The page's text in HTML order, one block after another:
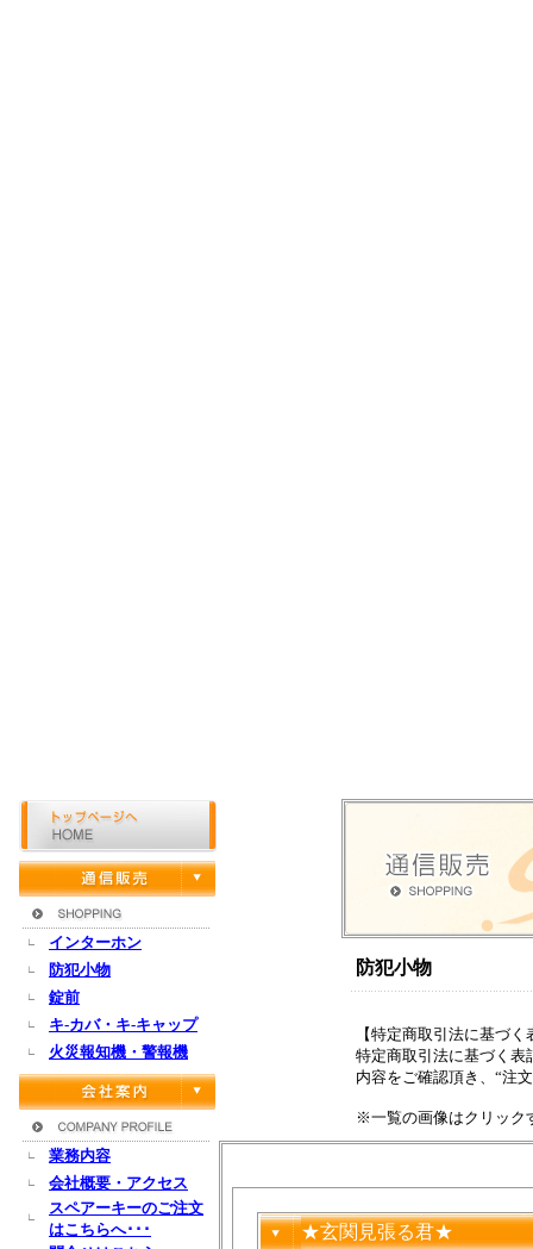
インターホン
防犯小物
錠前
キ-カバ・キ-キャップ
火災報知機・警報機
業務内容
会社概要・アクセス
スペアーキーのご注文
はこちらへ･･･
防犯小物
【特定商取引法に基づく
特定商取引法に基づく表
内容をご確認頂き、“注
※一覧の画像はクリック
★玄関見張る君★